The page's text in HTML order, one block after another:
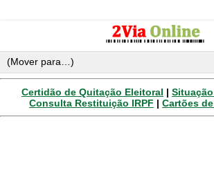
Certidão de Quitação Eleitoral |
Consulta Restituição IRPF | Cartões